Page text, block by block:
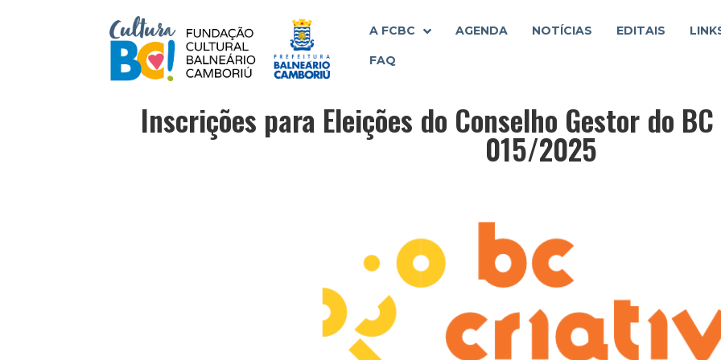
A FCBC AGENDA NOTÍCIAS EDITAIS
FAQ
Inscrições para Eleições do Conselho Gestor do
015/2025